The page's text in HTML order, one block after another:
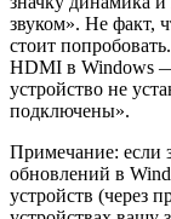
звуком». Не факт,
стоит
HDMI в Windows
устройство не
подключены».
Примечание: если
обновлений в
устройств (через